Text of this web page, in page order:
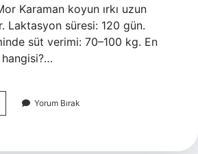
Karaman koyun ırkı uzun
Laktasyon süresi: 120 gün.
süt verimi: 70–100 kg. En
Yorum Bırak